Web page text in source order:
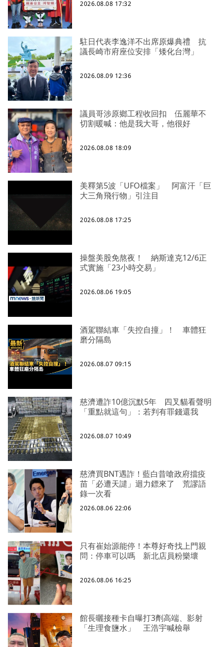
2026.08.08 17:32
駐日代表李逸洋不出席原爆典禮 抗
議長崎市府座位安排「矮化台灣」
2026.08.09 12:36
議員哥涉原鄉工程收回扣 伍麗華不
切割暖喊：他是我大哥，他很好
2026.08.08 18:09
美釋第5波「UFO檔案」 阿富汗「巨
大三角飛行物」引注目
2026.08.08 17:25
操盤美股免熬夜！ 納斯達克12/6正
式實施「23小時交易」
2026.08.06 19:05
酒駕聯結車「失控自撞」！ 車體狂
磨分隔島
2026.08.07 09:15
慈濟遭詐10億沉默5年 四叉貓看聲明
「重點就這句」：若判有罪錢還我
2026.08.07 10:49
慈濟買BNT遇詐！藍白昔嗆政府擋疫
苗「必遭天譴」迴力鏢來了 荒謬語
錄一次看
2026.08.06 22:06
只有崔始源能停！本尊好奇找上門親
問：停車可以嗎 新北店員粉樂壞
2026.08.06 16:25
館長曬接種卡自曝打3劑高端、影射
「生理食鹽水」 王浩宇喊檢舉